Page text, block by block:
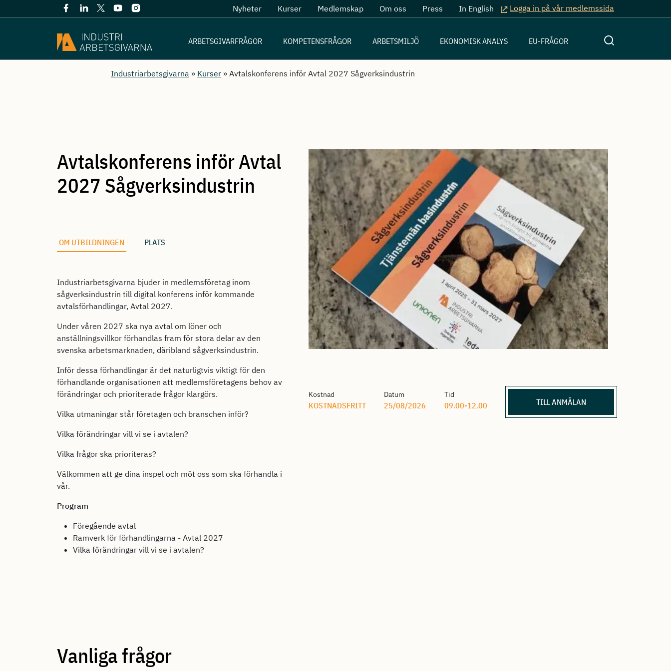
Nyheter Kurser Medlemskap Om oss Press In English Logga in på vår medlemssida
ARBETSGIVARFRÅGOR KOMPETENSFRÅGOR ARBETSMILJÖ EKONOMISK ANALYS EU-FRÅGOR
Industriarbetsgivarna » Kurser » Avtalskonferens inför Avtal 2027 Sågverksindustrin
Avtalskonferens inför Avtal
2027 Sågverksindustrin
OM UTBILDNINGEN PLATS
Industriarbetsgivarna bjuder in medlemsföretag inom
sågverksindustrin till digital konferens inför kommande
avtalsförhandlingar, Avtal 2027.
Under våren 2027 ska nya avtal om löner och
anställningsvillkor förhandlas fram för stora delar av den
svenska arbetsmarknaden, däribland sågverksindustrin.
Inför dessa förhandlingar är det naturligtvis viktigt för den
förhandlande organisationen att medlemsföretagens behov av
förändringar och prioriterade frågor klargörs.
Vilka utmaningar står företagen och branschen inför?
Vilka förändringar vill vi se i avtalen?
Vilka frågor ska prioriteras?
Välkommen att ge dina inspel och möt oss som ska förhandla i
vår.
Program
Föregående avtal
Ramverk för förhandlingarna - Avtal 2027
Vilka förändringar vill vi se i avtalen?
Kostnad
KOSTNADSFRITT
Datum
25/08/2026
Tid
09.00-12.00 TILL ANMÄLAN
Vanliga frågor